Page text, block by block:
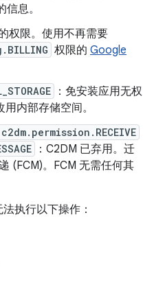
信息。
权限。使用不再需要
权限的 Google
：免安装应用无权
内部存储空间。
：C2DM 已弃用。迁
(FCM)。FCM 无需任何其
执行以下操作：